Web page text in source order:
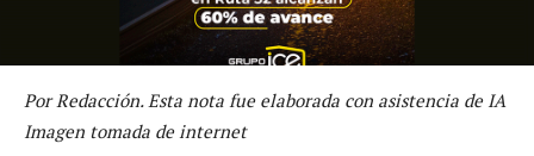
Por Redacción. Esta nota fue elaborada con asistencia de IA
Imagen tomada de internet